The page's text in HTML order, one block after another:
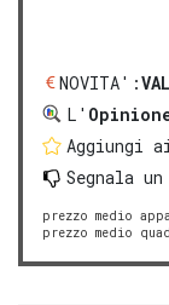
NOVITA':
L'
Aggiungi
Segnala
prezzo medio
prezzo medio